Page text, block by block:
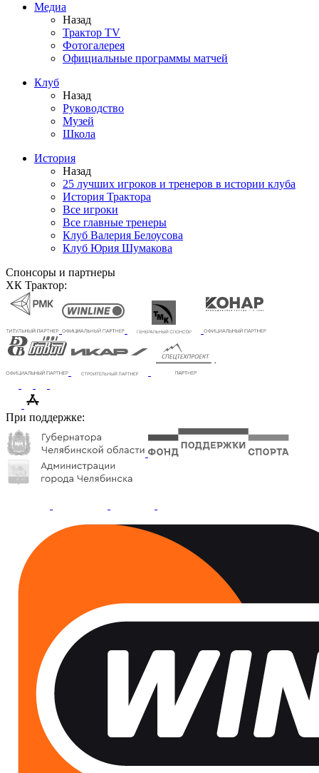
Медиа
Назад
Трактор TV
Фотогалерея
Официальные программы матчей
Клуб
Назад
Руководство
Музей
Школа
История
Назад
25 лучших игроков и тренеров в истории клуба
История Трактора
Все игроки
Все главные тренеры
Клуб Валерия Белоусова
Клуб Юрия Шумакова
Спонсоры и партнеры
ХК Трактор:
При поддержке: